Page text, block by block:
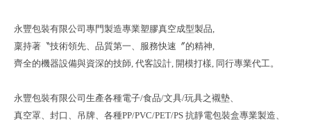
永豐包裝有限公司專門製造專業塑膠真空成型製品,
稟持著〝技術領先、品質第一、服務快速〞的精神,
齊全的機器設備與資深的技師, 代客設計, 開模打樣, 同行專業代工。
永豐包裝有限公司生產各種電子/食品/文具/玩具之襯墊、
真空罩、封口、吊牌、 各種PP/PVC/PET/PS 抗靜電包裝盒專業製造、